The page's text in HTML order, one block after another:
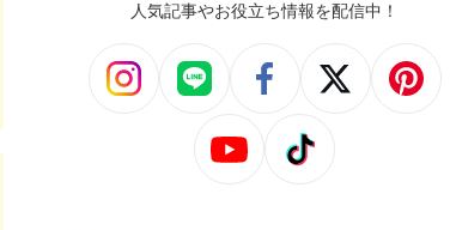
人気記事やお役立ち情報を配信中！